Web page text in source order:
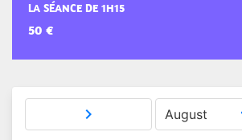
LA SÉANCE DE 1H15